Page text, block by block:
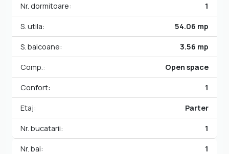
Nr. dormitoare: 1
S. utila: 54.06 mp
S. balcoane: 3.56 mp
Comp.: Open space
Confort: 1
Etaj: Parter
Nr. bucatarii: 1
Nr. bai: 1